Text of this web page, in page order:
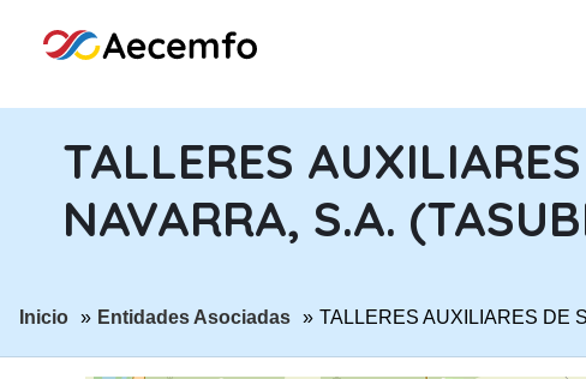
TALLERES
NAVARRA, S.A.
ir a página:
Inicio ir a página:
Entidades Asociadas TALLERES AUXILIARES DE